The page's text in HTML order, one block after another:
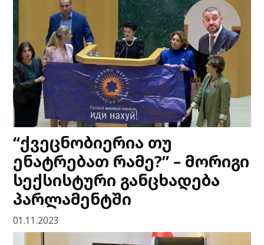
“ქვეცნობიერია თუ
ენატრებათ რამე?” – მორიგი
სექსისტური განცხადება
პარლამენტში
01.11.2023